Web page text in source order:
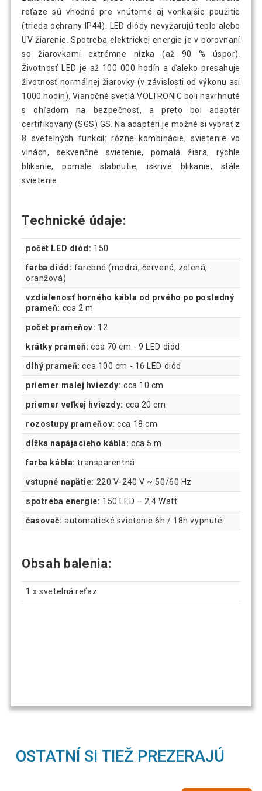
reťaze sú vhodné pre vnútorné aj vonkajšie použitie
(trieda ochrany IP44). LED diódy nevyžarujú teplo alebo
UV žiarenie. Spotreba elektrickej energie je v porovnaní
so žiarovkami extrémne nízka (až 90 % úspor).
Životnosť LED je až 100 000 hodín a ďaleko presahuje
životnosť normálnej žiarovky (v závislosti od výkonu asi
1000 hodín). Vianočné svetlá VOLTRONIC boli navrhnuté
s ohľadom na bezpečnosť, a preto bol adaptér
certifikovaný (SGS) GS. Na adaptéri je možné si vybrať z
8 svetelných funkcií: rôzne kombinácie, svietenie vo
vlnách, sekvenčné svietenie, pomalá žiara, rýchle
blikanie, pomalé slabnutie, iskrivé blikanie, stále
svietenie.
Technické údaje:
počet LED diód: 150
farba diód: farebné (modrá, červená, zelená,
oranžová)
vzdialenosť horného kábla od prvého po posledný
prameň: cca 2 m
počet prameňov: 12
krátky prameň: cca 70 cm - 9 LED diód
dlhý prameň: cca 100 cm - 16 LED diód
priemer malej hviezdy: cca 10 cm
priemer veľkej hviezdy: cca 20 cm
rozostupy prameňov: cca 18 cm
dĺžka napájacieho kábla: cca 5 m
farba kábla: transparentná
vstupné napätie: 220 V-240 V ~ 50/60 Hz
spotreba energie: 150 LED – 2,4 Watt
časovač: automatické svietenie 6h / 18h vypnuté
Obsah balenia:
1 x svetelná reťaz
OSTATNÍ SI TIEŽ PREZERAJÚ